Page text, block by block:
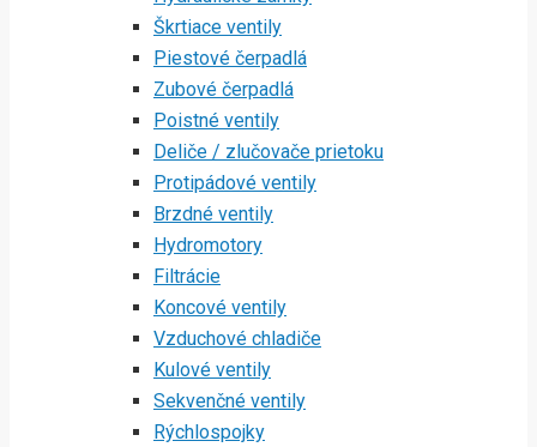
Škrtiace ventily
Piestové čerpadlá
Zubové čerpadlá
Poistné ventily
Deliče / zlučovače prietoku
Protipádové ventily
Brzdné ventily
Hydromotory
Filtrácie
Koncové ventily
Vzduchové chladiče
Kulové ventily
Sekvenčné ventily
Rýchlospojky